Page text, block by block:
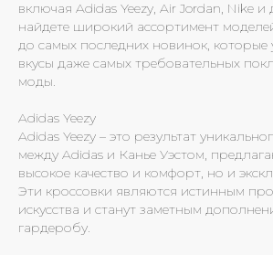
включая Adidas Yeezy, Air Jordan, Nike и
найдете широкий ассортимент
до самых последних новинок, которые
вкусы даже самых требовательных
моды.
Adidas Yeezy
Adidas Yeezy – это результат
между Adidas и Канье Уэстом,
высокое качество и комфорт, но и
Эти кроссовки являются истинным
искусства и станут заметным
гардеробу.